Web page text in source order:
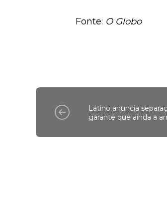
Fonte: O Globo
Latino anuncia
garante que ainda a